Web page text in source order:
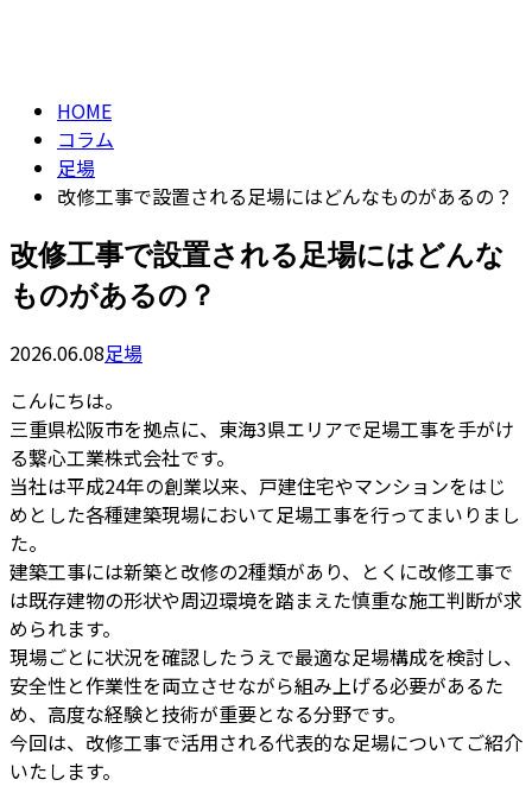
HOME
コラム
足場
改修工事で設置される足場にはどんなものがあるの？
改修工事で設置される足場にはどんな
ものがあるの？
2026.06.08足場
こんにちは。
三重県松阪市を拠点に、東海3県エリアで足場工事を手がけ
る繋心工業株式会社です。
当社は平成24年の創業以来、戸建住宅やマンションをはじ
めとした各種建築現場において足場工事を行ってまいりまし
た。
建築工事には新築と改修の2種類があり、とくに改修工事で
は既存建物の形状や周辺環境を踏まえた慎重な施工判断が求
められます。
現場ごとに状況を確認したうえで最適な足場構成を検討し、
安全性と作業性を両立させながら組み上げる必要があるた
め、高度な経験と技術が重要となる分野です。
今回は、改修工事で活用される代表的な足場についてご紹介
いたします。